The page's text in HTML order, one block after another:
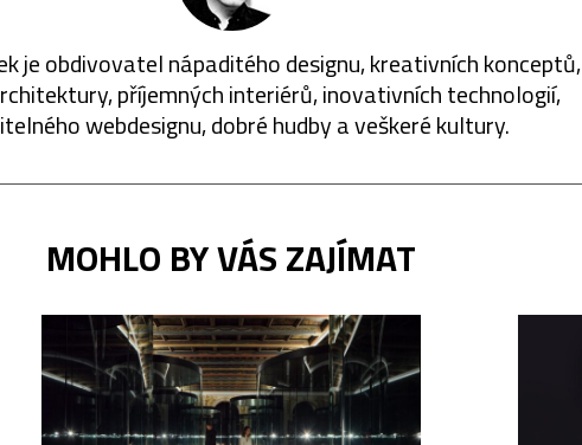
je obdivovatel nápaditého designu, kreativních konceptů,
příjemných interiérů, inovativních technologií,
webdesignu, dobré hudby a veškeré kultury.
MOHLO BY VÁS ZAJÍMAT